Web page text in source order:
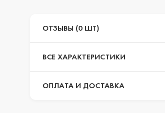
ОТЗЫВЫ (0 ШТ)
ВСЕ ХАРАКТЕРИСТИКИ
ОПЛАТА И ДОСТАВКА